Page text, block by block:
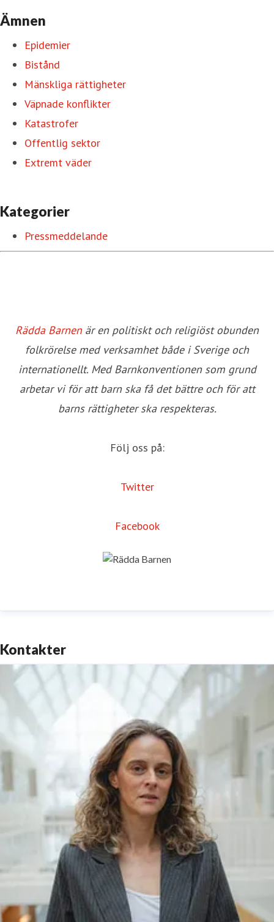
Ämnen
Epidemier
Bistånd
Mänskliga rättigheter
Väpnade konflikter
Katastrofer
Offentlig sektor
Extremt väder
Kategorier
Pressmeddelande
Rädda Barnen är en politiskt och religiöst obunden
folkrörelse med verksamhet både i Sverige och
internationellt. Med Barnkonventionen som grund
arbetar vi för att barn ska få det bättre och för att
barns rättigheter ska respekteras.
Följ oss på:
Twitter
Facebook
Kontakter